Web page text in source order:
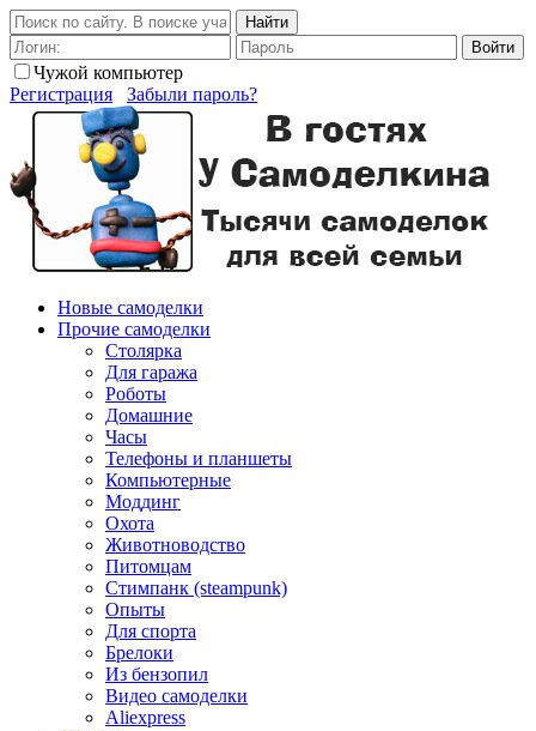
Найти
Войти
Чужой компьютер
Регистрация
Забыли пароль?
Новые самоделки
Прочие самоделки
Столярка
Для гаража
Роботы
Домашние
Часы
Телефоны и планшеты
Компьютерные
Моддинг
Охота
Животноводство
Питомцам
Стимпанк (steampunk)
Опыты
Для спорта
Брелоки
Из бензопил
Видео самоделки
Aliexpress